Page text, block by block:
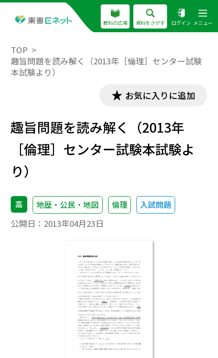
教科の広場 資料をさがす ログイン メニュー
TOP
趣旨問題を読み解く（2013年［倫理］センター試験
本試験より）
お気に入りに追加
趣旨問題を読み解く（2013年
［倫理］センター試験本試験よ
り）
高 地歴・公民・地図 倫理 入試問題
公開日： 2013年04月23日